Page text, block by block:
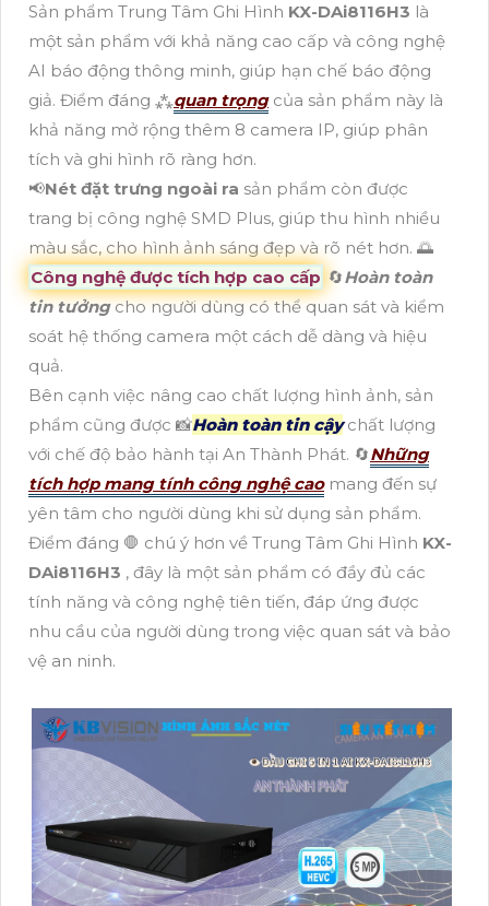
Sản phẩm Trung Tâm Ghi Hình KX-DAi8116H3 là
một sản phẩm với khả năng cao cấp và công nghệ
AI báo động thông minh, giúp hạn chế báo động
giả. Điểm đáng ⁂quan trọngcủa sản phẩm này là
khả năng mở rộng thêm 8 camera IP, giúp phân
tích và ghi hình rõ ràng hơn.
📢Nét đặt trưng ngoài ra sản phẩm còn được
trang bị công nghệ SMD Plus, giúp thu hình nhiều
màu sắc, cho hình ảnh sáng đẹp và rõ nét hơn. 🌅
Công nghệ được tích hợp cao cấp 🔄Hoàn toàn
tin tưởngcho người dùng có thể quan sát và kiểm
soát hệ thống camera một cách dễ dàng và hiệu
quả.
Bên cạnh việc nâng cao chất lượng hình ảnh, sản
phẩm cũng được 📸Hoàn toàn tin cậychất lượng
với chế độ bảo hành tại An Thành Phát. 🔄Những
tích hợp mang tính công nghệ caomang đến sự
yên tâm cho người dùng khi sử dụng sản phẩm.
Điểm đáng 🛑 chú ý hơn về Trung Tâm Ghi Hình KX-
DAi8116H3 , đây là một sản phẩm có đầy đủ các
tính năng và công nghệ tiên tiến, đáp ứng được
nhu cầu của người dùng trong việc quan sát và bảo
vệ an ninh.